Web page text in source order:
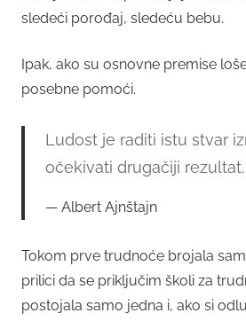
sledeći porođaj, sledeću bebu.
Ipak, ako su osnovne premise
posebne pomoći.
Ludost je raditi istu stvar
očekivati drugačiji rezultat.
Albert Ajnštajn
Tokom prve trudnoće brojala
prilici da se priključim školi za
postojala samo jedna i, ako si